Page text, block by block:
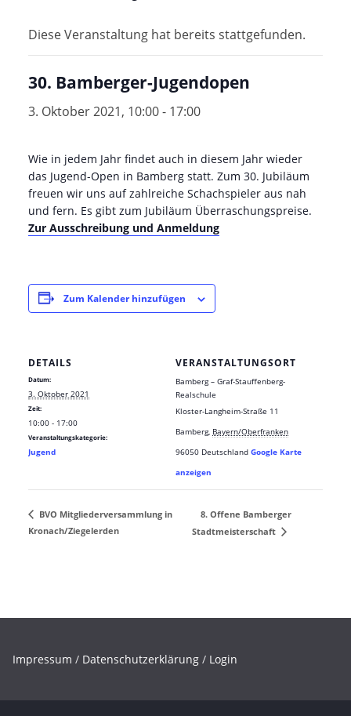
Diese Veranstaltung hat bereits stattgefunden.
30. Bamberger-Jugendopen
3. Oktober 2021, 10:00- 17:00
Wie in jedem Jahr findet auch in diesem Jahr wieder
das Jugend-Open in Bamberg statt. Zum 30. Jubiläum
freuen wir uns auf zahlreiche Schachspieler aus nah
und fern. Es gibt zum Jubiläum Überraschungspreise.
Zur Ausschreibung und Anmeldung
Zum Kalender hinzufügen
DETAILS
Datum:
3. Oktober 2021
Zeit:
10:00 - 17:00
Veranstaltungskategorie:
Jugend
VERANSTALTUNGSORT
Bamberg – Graf-Stauffenberg-
Realschule
Kloster-Langheim-Straße 11
Bamberg, Bayern/Oberfranken
96050 Deutschland Google Karte
anzeigen
BVO Mitgliederversammlung in
Kronach/Ziegelerden
8. Offene Bamberger
Stadtmeisterschaft
Impressum / Datenschutzerklärung / Login